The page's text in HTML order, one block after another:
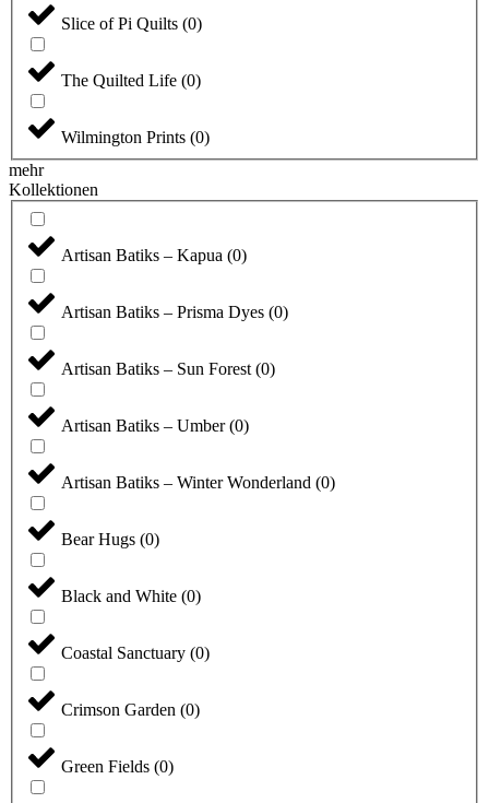
Slice of Pi Quilts (0)
The Quilted Life (0)
Wilmington Prints (0)
mehr
Kollektionen
Artisan Batiks – Kapua (0)
Artisan Batiks – Prisma Dyes (0)
Artisan Batiks – Sun Forest (0)
Artisan Batiks – Umber (0)
Artisan Batiks – Winter Wonderland (0)
Bear Hugs (0)
Black and White (0)
Coastal Sanctuary (0)
Crimson Garden (0)
Green Fields (0)